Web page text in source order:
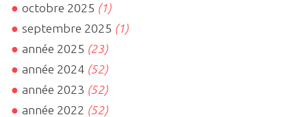
octobre 2025 (1)
septembre 2025 (1)
année 2025 (23)
année 2024 (52)
année 2023 (52)
année 2022 (52)